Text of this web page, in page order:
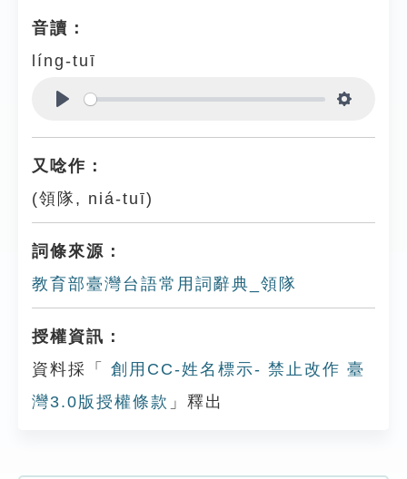
音讀：
líng-tuī
又唸作：
(領隊, niá-tuī)
詞條來源：
教育部臺灣台語常用詞辭典_領隊
授權資訊：
資料採「
創用CC-姓名標示- 禁止改作 臺
灣3.0版授權條款 」釋出